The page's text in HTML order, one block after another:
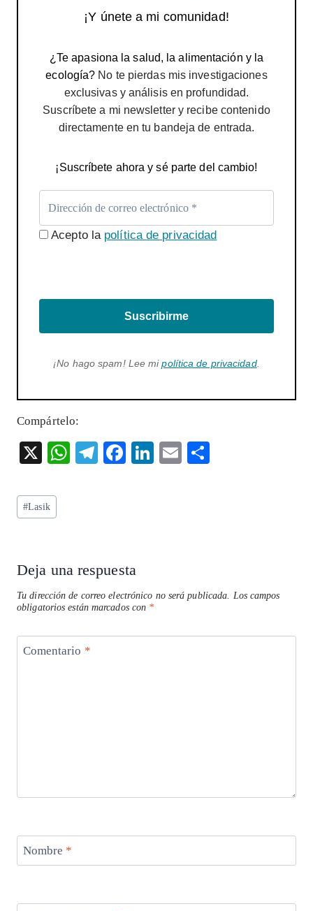
¡Y únete a mi comunidad!
¿Te apasiona la salud, la alimentación y la
ecología? No te pierdas mis investigaciones
exclusivas y análisis en profundidad.
Suscríbete a mi newsletter y recibe contenido
directamente en tu bandeja de entrada.
¡Suscríbete ahora y sé parte del cambio!
Acepto la política de privacidad
Suscribirme
¡No hago spam! Lee mipolítica de privacidad.
Compártelo:
X
W
p
T
F
k
Li
E
Etiquetas
de
#Lasik
Deja una respuesta
Tu dirección de correo electrónico no será publicada. Los campos
obligatorios están marcados con *
Comentario *
Nombre *